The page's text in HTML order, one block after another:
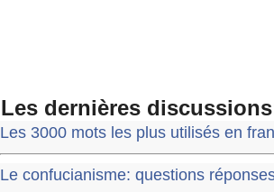
Les dernières
Les 3000 mots les plus utilisés en
Le confucianisme: questions